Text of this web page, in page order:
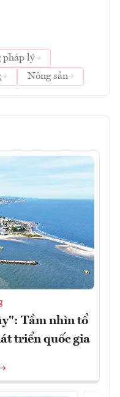
pháp lý
Nông sản
Tầm nhìn tổ
triển quốc gia